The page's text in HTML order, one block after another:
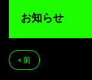
お知らせ
< 前